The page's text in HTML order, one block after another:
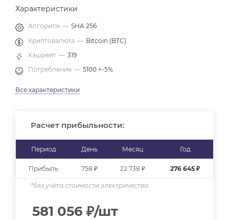
Характеристики
Алгоритм — SHA 256
Криптовалюта — Bitcoin (BTC)
Хэшрейт — 319
Потребление — 5100 +-5%
Все характеристики
Расчет прибыльности:
Период День Месяц Год
Прибыль 758 ₽ 22 738 ₽ 276 645 ₽
*без учёта стоимости электричества
581 056 ₽/шт